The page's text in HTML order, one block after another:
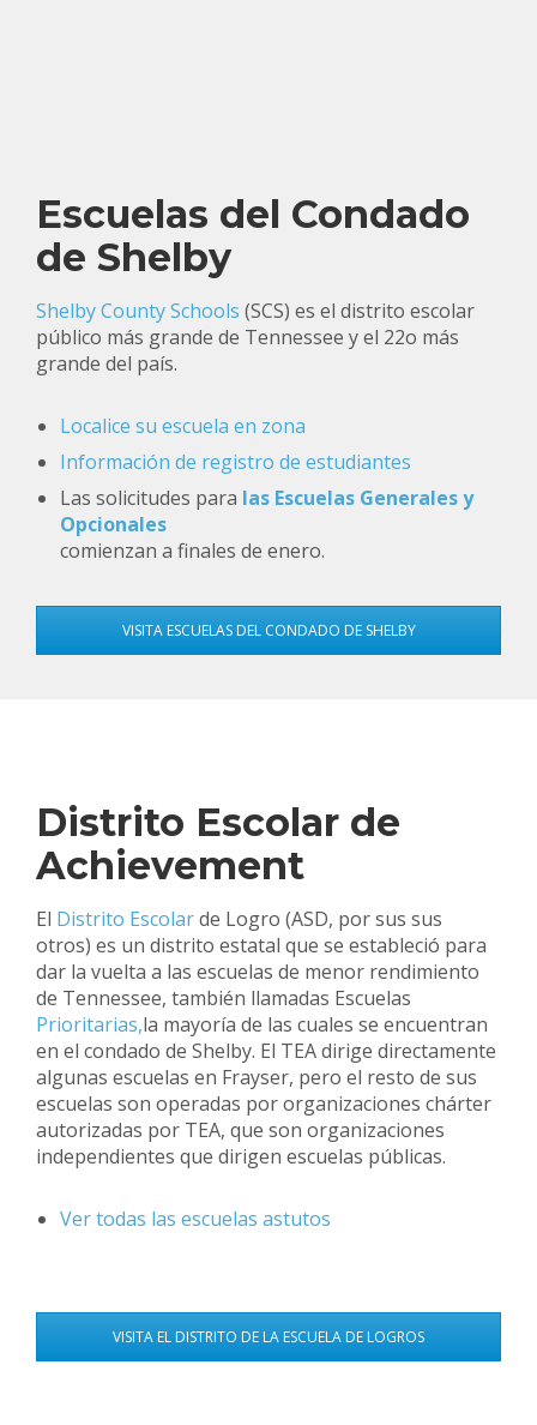
Escuelas del Condado
de Shelby
Shelby County Schools (SCS) es el distrito escolar
público más grande de Tennessee y el 22o más
grande del país.
Localice su escuela en zona
Información de registro de estudiantes
Las solicitudes para las Escuelas Generales y
Opcionales
comienzan a finales de enero.
VISITA ESCUELAS DEL CONDADO DE SHELBY
Distrito Escolar de
Achievement
El Distrito Escolarde Logro (ASD, por sus sus
otros) es un distrito estatal que se estableció para
dar la vuelta a las escuelas de menor rendimiento
de Tennessee, también llamadas Escuelas
Prioritarias,la mayoría de las cuales se encuentran
en el condado de Shelby. El TEA dirige directamente
algunas escuelas en Frayser, pero el resto de sus
escuelas son operadas por organizaciones chárter
autorizadas por TEA, que son organizaciones
independientes que dirigen escuelas públicas.
Ver todas las escuelas astutos
VISITA EL DISTRITO DE LA ESCUELA DE LOGROS